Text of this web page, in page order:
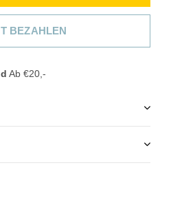
BEZAHLEN
Ab €20,-